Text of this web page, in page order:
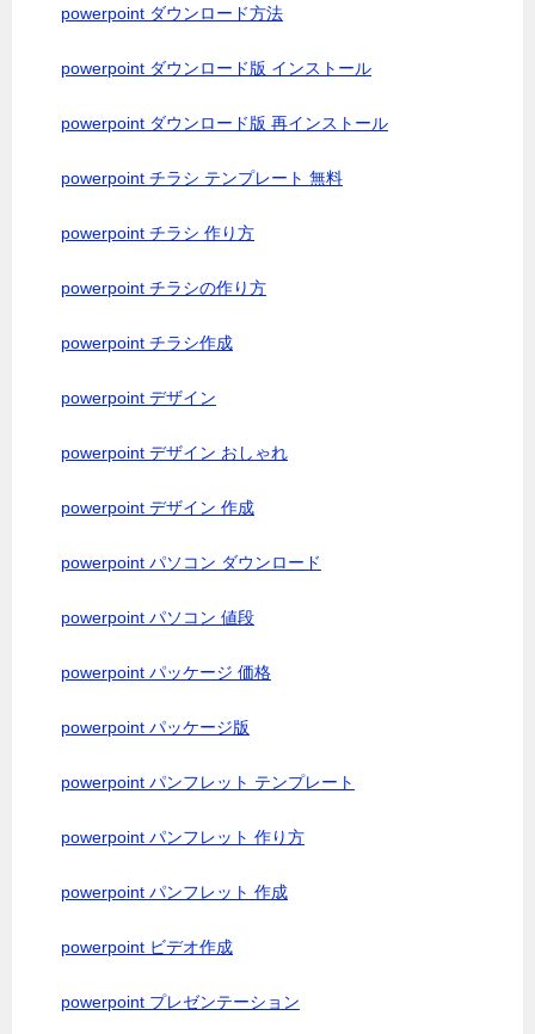
powerpoint ダウンロード方法
powerpoint ダウンロード版 インストール
powerpoint ダウンロード版 再インストール
powerpoint チラシ テンプレート 無料
powerpoint チラシ 作り方
powerpoint チラシの作り方
powerpoint チラシ作成
powerpoint デザイン
powerpoint デザイン おしゃれ
powerpoint デザイン 作成
powerpoint パソコン ダウンロード
powerpoint パソコン 値段
powerpoint パッケージ 価格
powerpoint パッケージ版
powerpoint パンフレット テンプレート
powerpoint パンフレット 作り方
powerpoint パンフレット 作成
powerpoint ビデオ作成
powerpoint プレゼンテーション